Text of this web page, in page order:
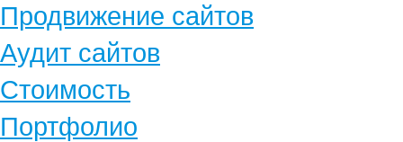
Продвижение сайтов
Аудит сайтов
Стоимость
Портфолио